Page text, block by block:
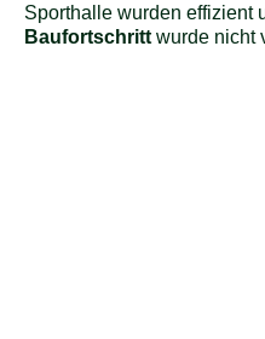
Sporthalle wurden effizient
Baufortschritt wurde nicht